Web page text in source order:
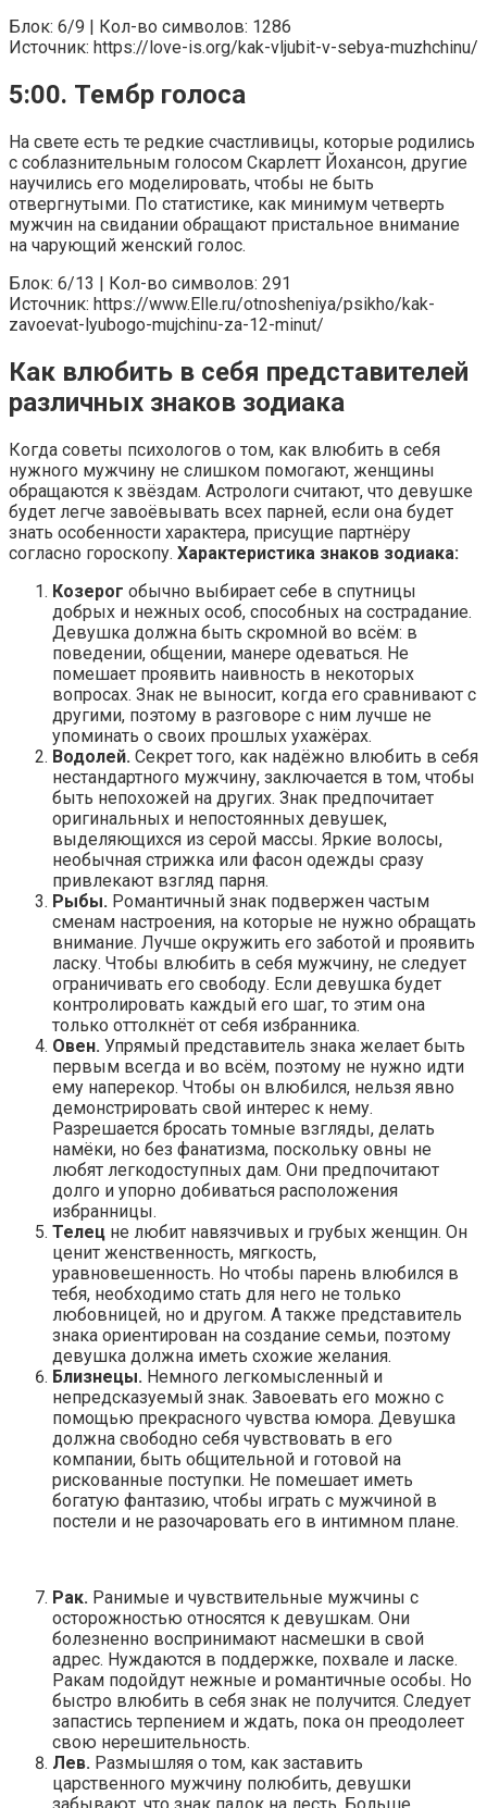
Блок: 6/9 | Кол-во символов: 1286
Источник: https://love-is.org/kak-vljubit-v-sebya-muzhchinu/
5:00. Тембр голоса
На свете есть те редкие счастливицы, которые родились
с соблазнительным голосом Скарлетт Йохансон, другие
научились его моделировать, чтобы не быть
отвергнутыми. По статистике, как минимум четверть
мужчин на свидании обращают пристальное внимание
на чарующий женский голос.
Блок: 6/13 | Кол-во символов: 291
Источник: https://www.Elle.ru/otnosheniya/psikho/kak-
zavoevat-lyubogo-mujchinu-za-12-minut/
Как влюбить в себя представителей
различных знаков зодиака
Когда советы психологов о том, как влюбить в себя
нужного мужчину не слишком помогают, женщины
обращаются к звёздам. Астрологи считают, что девушке
будет легче завоёвывать всех парней, если она будет
знать особенности характера, присущие партнёру
согласно гороскопу. Характеристика знаков зодиака:
Козерог обычно выбирает себе в спутницы
добрых и нежных особ, способных на сострадание.
Девушка должна быть скромной во всём: в
поведении, общении, манере одеваться. Не
помешает проявить наивность в некоторых
вопросах. Знак не выносит, когда его сравнивают с
другими, поэтому в разговоре с ним лучше не
упоминать о своих прошлых ухажёрах.
Водолей. Секрет того, как надёжно влюбить в себя
нестандартного мужчину, заключается в том, чтобы
быть непохожей на других. Знак предпочитает
оригинальных и непостоянных девушек,
выделяющихся из серой массы. Яркие волосы,
необычная стрижка или фасон одежды сразу
привлекают взгляд парня.
Рыбы. Романтичный знак подвержен частым
сменам настроения, на которые не нужно обращать
внимание. Лучше окружить его заботой и проявить
ласку. Чтобы влюбить в себя мужчину, не следует
ограничивать его свободу. Если девушка будет
контролировать каждый его шаг, то этим она
только оттолкнёт от себя избранника.
Овен. Упрямый представитель знака желает быть
первым всегда и во всём, поэтому не нужно идти
ему наперекор. Чтобы он влюбился, нельзя явно
демонстрировать свой интерес к нему.
Разрешается бросать томные взгляды, делать
намёки, но без фанатизма, поскольку овны не
любят легкодоступных дам. Они предпочитают
долго и упорно добиваться расположения
избранницы.
Телец не любит навязчивых и грубых женщин. Он
ценит женственность, мягкость,
уравновешенность. Но чтобы парень влюбился в
тебя, необходимо стать для него не только
любовницей, но и другом. А также представитель
знака ориентирован на создание семьи, поэтому
девушка должна иметь схожие желания.
Близнецы. Немного легкомысленный и
непредсказуемый знак. Завоевать его можно с
помощью прекрасного чувства юмора. Девушка
должна свободно себя чувствовать в его
компании, быть общительной и готовой на
рискованные поступки. Не помешает иметь
богатую фантазию, чтобы играть с мужчиной в
постели и не разочаровать его в интимном плане.
Рак. Ранимые и чувствительные мужчины с
осторожностью относятся к девушкам. Они
болезненно воспринимают насмешки в свой
адрес. Нуждаются в поддержке, похвале и ласке.
Ракам подойдут нежные и романтичные особы. Но
быстро влюбить в себя знак не получится. Следует
запастись терпением и ждать, пока он преодолеет
свою нерешительность.
Лев. Размышляя о том, как заставить
царственного мужчину полюбить, девушки
забывают, что знак падок на лесть. Больше